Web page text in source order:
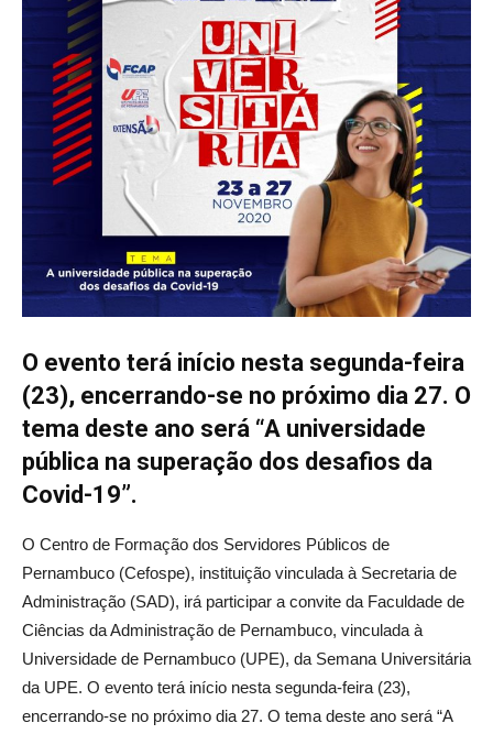
O evento terá início nesta segunda-feira
(23), encerrando-se no próximo dia 27. O
tema deste ano será “A universidade
pública na superação dos desafios da
Covid-19”.
O Centro de Formação dos Servidores Públicos de
Pernambuco (Cefospe), instituição vinculada à Secretaria de
Administração (SAD), irá participar a convite da Faculdade de
Ciências da Administração de Pernambuco, vinculada à
Universidade de Pernambuco (UPE), da Semana Universitária
da UPE. O evento terá início nesta segunda-feira (23),
encerrando-se no próximo dia 27. O tema deste ano será “A